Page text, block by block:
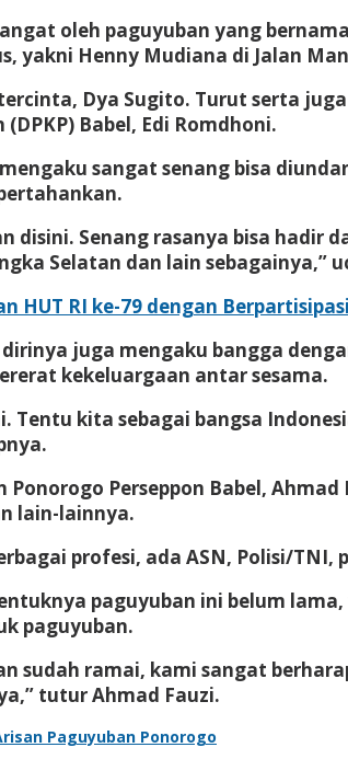
oleh paguyuban yang
yakni Henny Mudiana di Jalan
Dya Sugito. Turut serta
Babel, Edi Romdhoni.
sangat senang bisa
disini. Senang rasanya bisa
Selatan dan lain sebagainya,”
HUT RI ke-79 dengan
juga mengaku bangga
kekeluargaan antar sesama.
Tentu kita sebagai bangsa
Ponorogo Perseppon Babel,
lain-lainnya.
profesi, ada ASN, Polisi/
paguyuban ini belum
paguyuban.
sudah ramai, kami sangat
tutur Ahmad Fauzi.
Paguyuban Ponorogo